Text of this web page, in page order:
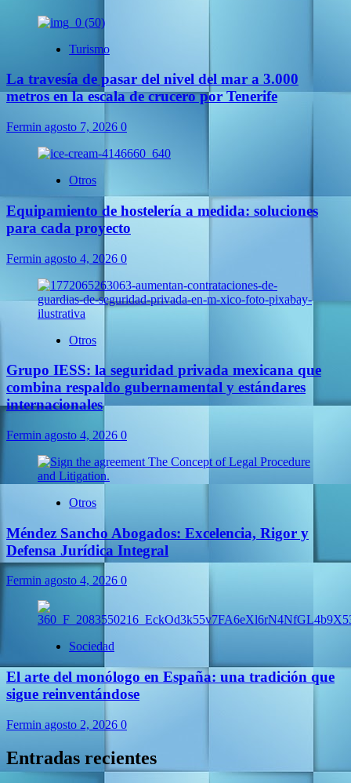
Turismo
La travesía de pasar del nivel del mar a 3.000
metros en la escala de crucero por Tenerife
Fermin agosto 7, 2026 0
Otros
Equipamiento de hostelería a medida: soluciones
para cada proyecto
Fermin agosto 4, 2026 0
Otros
Grupo IESS: la seguridad privada mexicana que
combina respaldo gubernamental y estándares
internacionales
Fermin agosto 4, 2026 0
Otros
Méndez Sancho Abogados: Excelencia, Rigor y
Defensa Jurídica Integral
Fermin agosto 4, 2026 0
Sociedad
El arte del monólogo en España: una tradición que
sigue reinventándose
Fermin agosto 2, 2026 0
Entradas recientes